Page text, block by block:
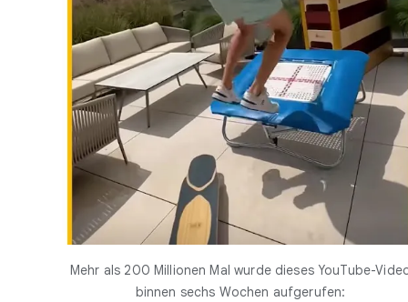
Mehr als 200 Millionen Mal wurde dieses YouTube-
binnen sechs Wochen aufgerufen: